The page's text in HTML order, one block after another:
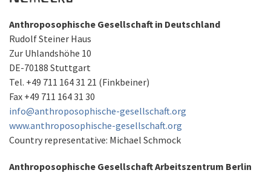
Anthroposophische Gesellschaft in Deutschland
Rudolf Steiner Haus
Zur Uhlandshöhe 10
DE-70188 Stuttgart
Tel. +49 711 164 31 21 (Finkbeiner)
Fax +49 711 164 31 30
info@anthroposophische-gesellschaft.org
www.anthroposophische-gesellschaft.org
Country representative: Michael Schmock
Anthroposophische Gesellschaft Arbeitszentrum Berlin